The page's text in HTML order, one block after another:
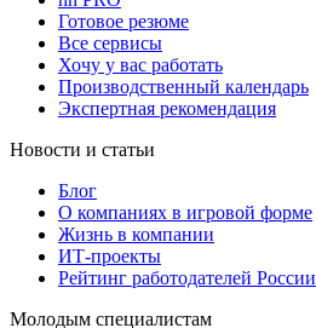
Готовое резюме
Все сервисы
Хочу у вас работать
Производственный календарь
Экспертная рекомендация
Новости и статьи
Блог
О компаниях в игровой форме
Жизнь в компании
ИТ-проекты
Рейтинг работодателей России
Молодым специалистам